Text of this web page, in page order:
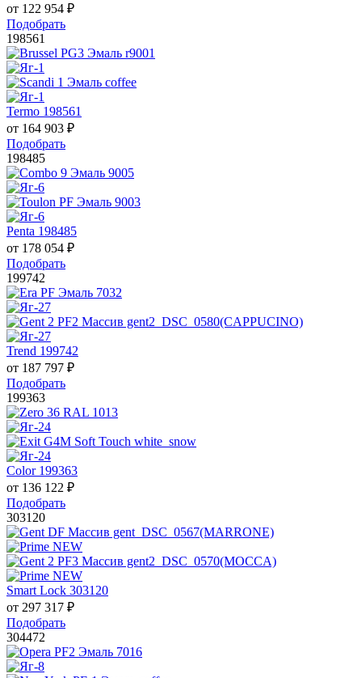
от 122 954 ₽
Подобрать
198561
Termo 198561
от 164 903 ₽
Подобрать
198485
Penta 198485
от 178 054 ₽
Подобрать
199742
Trend 199742
от 187 797 ₽
Подобрать
199363
Color 199363
от 136 122 ₽
Подобрать
303120
Smart Lock 303120
от 297 317 ₽
Подобрать
304472